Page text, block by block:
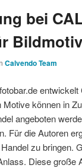
bei
Calvendo Team
können in
angeboten
Für die Autoren
zu bringen.
Diese große